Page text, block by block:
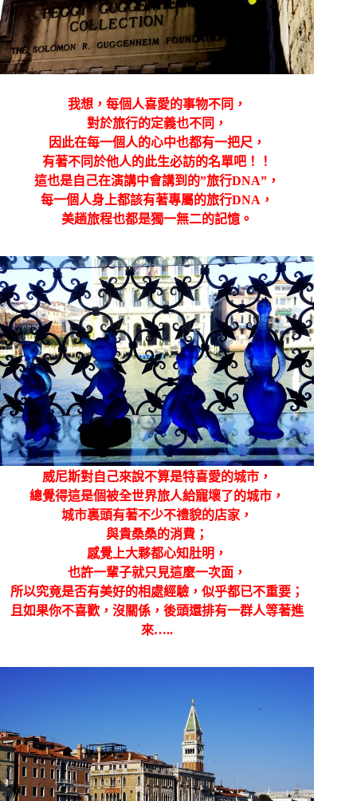
我想，每個人喜愛的事物不同，
對於旅行的定義也不同，
因此在每一個人的心中也都有一把尺，
有著不同於他人的此生必訪的名單吧！！
這也是自己在演講中會講到的”旅行DNA”，
每一個人身上都該有著專屬的旅行DNA，
美趟旅程也都是獨一無二的記憶。
威尼斯對自己來說不算是特喜愛的城市，
總覺得這是個被全世界旅人給寵壞了的城市，
城市裏頭有著不少不禮貌的店家，
與貴桑桑的消費；
感覺上大夥都心知肚明，
也許一輩子就只見這麼一次面，
所以究竟是否有美好的相處經驗，似乎都已不重要；
且如果你不喜歡，沒關係，後頭還排有一群人等著進
來…..